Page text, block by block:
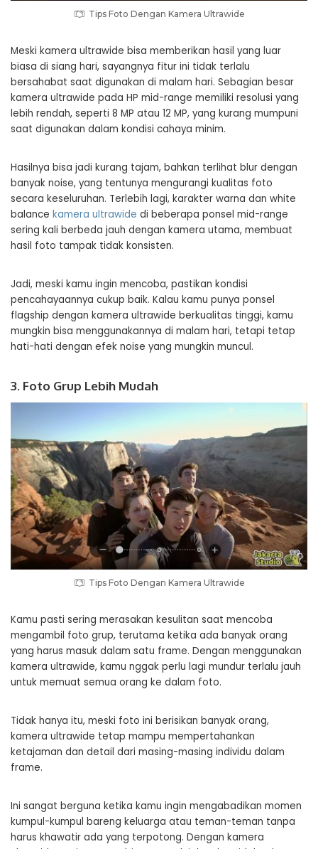
Tips Foto Dengan Kamera Ultrawide
Meski kamera ultrawide bisa memberikan hasil yang luar
biasa di siang hari, sayangnya fitur ini tidak terlalu
bersahabat saat digunakan di malam hari. Sebagian besar
kamera ultrawide pada HP mid-range memiliki resolusi yang
lebih rendah, seperti 8 MP atau 12 MP, yang kurang mumpuni
saat digunakan dalam kondisi cahaya minim.
Hasilnya bisa jadi kurang tajam, bahkan terlihat blur dengan
banyak noise, yang tentunya mengurangi kualitas foto
secara keseluruhan. Terlebih lagi, karakter warna dan white
balance kamera ultrawide di beberapa ponsel mid-range
sering kali berbeda jauh dengan kamera utama, membuat
hasil foto tampak tidak konsisten.
Jadi, meski kamu ingin mencoba, pastikan kondisi
pencahayaannya cukup baik. Kalau kamu punya ponsel
flagship dengan kamera ultrawide berkualitas tinggi, kamu
mungkin bisa menggunakannya di malam hari, tetapi tetap
hati-hati dengan efek noise yang mungkin muncul.
3. Foto Grup Lebih Mudah
Tips Foto Dengan Kamera Ultrawide
Kamu pasti sering merasakan kesulitan saat mencoba
mengambil foto grup, terutama ketika ada banyak orang
yang harus masuk dalam satu frame. Dengan menggunakan
kamera ultrawide, kamu nggak perlu lagi mundur terlalu jauh
untuk memuat semua orang ke dalam foto.
Tidak hanya itu, meski foto ini berisikan banyak orang,
kamera ultrawide tetap mampu mempertahankan
ketajaman dan detail dari masing-masing individu dalam
frame.
Ini sangat berguna ketika kamu ingin mengabadikan momen
kumpul-kumpul bareng keluarga atau teman-teman tanpa
harus khawatir ada yang terpotong. Dengan kamera